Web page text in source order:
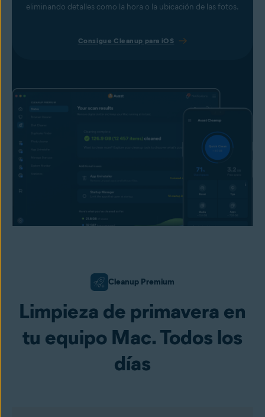
eliminando detalles como la hora o la ubicación de las fotos.
Consigue Cleanup para iOS
Cleanup Premium
Limpieza de primavera en
tu equipo Mac. Todos los
días